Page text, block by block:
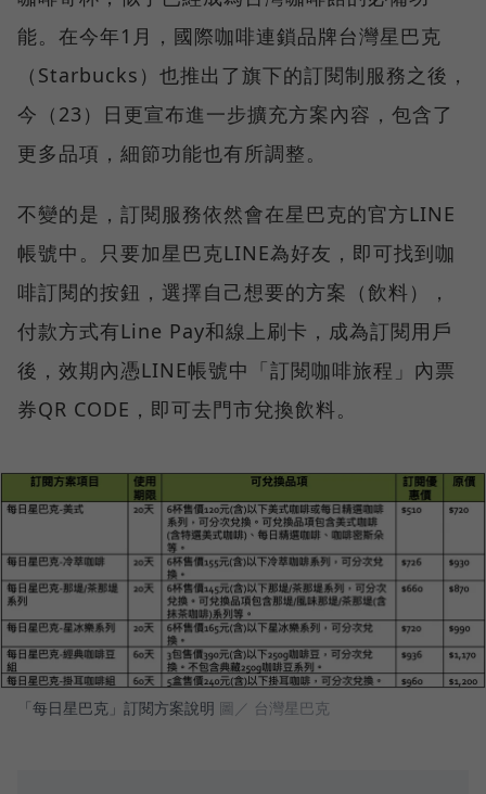
能。在今年1月，國際咖啡連鎖品牌台灣星巴克
（Starbucks）也推出了旗下的訂閱制服務之後，
今（23）日更宣布進一步擴充方案內容，包含了
更多品項，細節功能也有所調整。
不變的是，訂閱服務依然會在星巴克的官方LINE
帳號中。只要加星巴克LINE為好友，即可找到咖
啡訂閱的按鈕，選擇自己想要的方案（飲料），
付款方式有Line Pay和線上刷卡，成為訂閱用戶
後，效期內憑LINE帳號中「訂閱咖啡旅程」內票
券QR CODE，即可去門市兌換飲料。
「每日星巴克」訂閱方案說明 圖／ 台灣星巴克